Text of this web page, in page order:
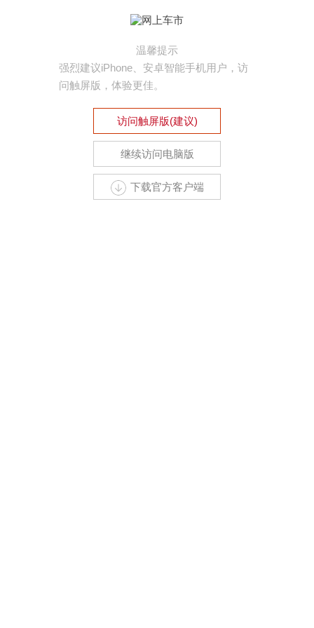
温馨提示
强烈建议iPhone、安卓智能手机用户，访
问触屏版，体验更佳。
访问触屏版(建议)
继续访问电脑版
下载官方客户端